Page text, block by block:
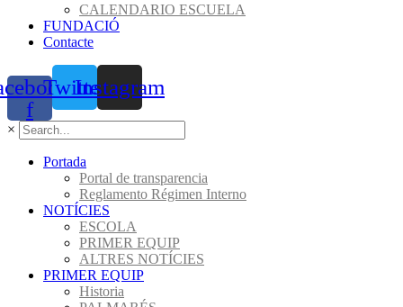
CALENDARIO ESCUELA
FUNDACIÓ
Contacte
f
TwitterInstagram
×
Portada
Portal de transparencia
Reglamento Régimen Interno
NOTÍCIES
ESCOLA
PRIMER EQUIP
ALTRES NOTÍCIES
PRIMER EQUIP
Historia